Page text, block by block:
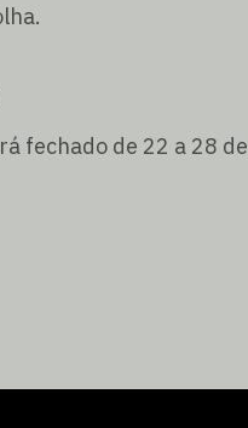
fechado de 22 a 28 de